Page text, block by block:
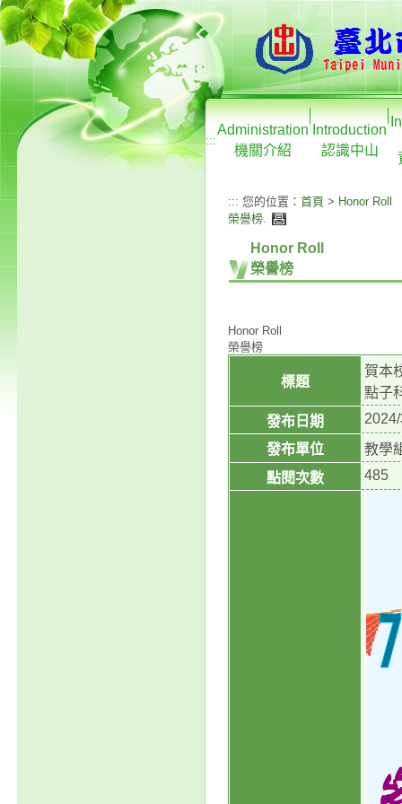
:::
Administration
機關介紹
Introduction
認識中山
::: 您的位置： 首頁 > Honor Roll
榮譽榜.
Honor Roll
榮譽榜
Honor Roll
榮譽榜
標題
賀本
點子
發布日期
發布單位
教學
點閱次數
485